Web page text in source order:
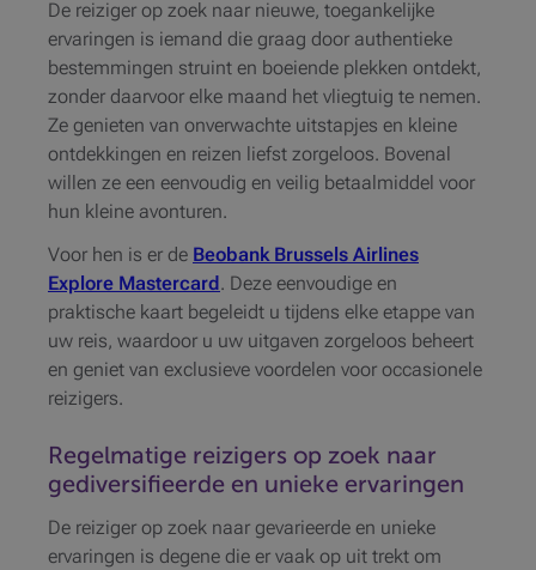
De reiziger op zoek naar nieuwe, toegankelijke
ervaringen is iemand die graag door authentieke
bestemmingen struint en boeiende plekken ontdekt,
zonder daarvoor elke maand het vliegtuig te nemen.
Ze genieten van onverwachte uitstapjes en kleine
ontdekkingen en reizen liefst zorgeloos. Bovenal
willen ze een eenvoudig en veilig betaalmiddel voor
hun kleine avonturen.
Voor hen is er de Beobank Brussels Airlines
Explore Mastercard . Deze eenvoudige en
praktische kaart begeleidt u tijdens elke etappe van
uw reis, waardoor u uw uitgaven zorgeloos beheert
en geniet van exclusieve voordelen voor occasionele
reizigers.
Regelmatige reizigers op zoek naar
gediversifieerde en unieke ervaringen
De reiziger op zoek naar gevarieerde en unieke
ervaringen is degene die er vaak op uit trekt om